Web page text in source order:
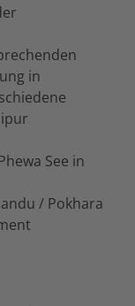
in
See in
/ Pokhara